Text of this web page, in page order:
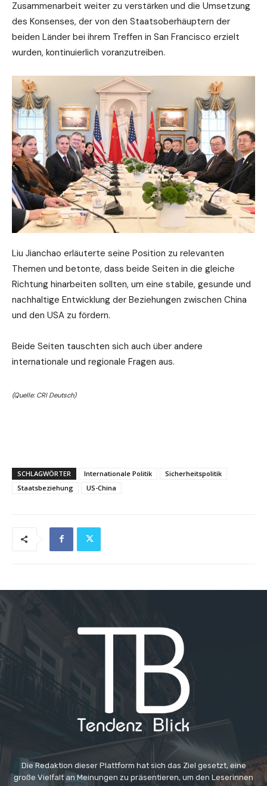
Zusammenarbeit weiter zu verstärken und die Umsetzung
des Konsenses, der von den Staatsoberhäuptern der
beiden Länder bei ihrem Treffen in San Francisco erzielt
wurden, kontinuierlich voranzutreiben.
Liu Jianchao erläuterte seine Position zu relevanten
Themen und betonte, dass beide Seiten in die gleiche
Richtung hinarbeiten sollten, um eine stabile, gesunde und
nachhaltige Entwicklung der Beziehungen zwischen China
und den USA zu fördern.
Beide Seiten tauschten sich auch über andere
internationale und regionale Fragen aus.
(Quelle: CRI Deutsch)
SCHLAGWÖRTER Internationale Politik
Sicherheitspolitik
Staatsbeziehung
US-China
Die Redaktion dieser Plattform hat sich das Ziel gesetzt, eine
große Vielfalt an Meinungen zu präsentieren, um den Leserinnen